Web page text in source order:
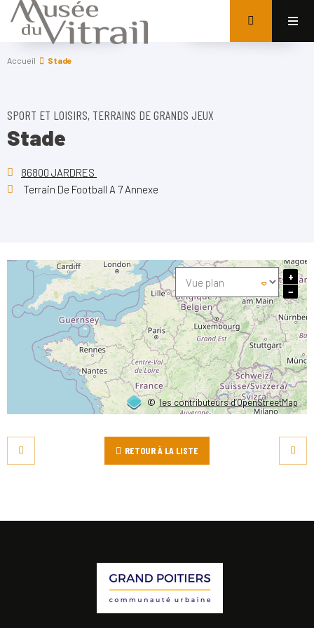
Accueil Stade
SPORT ET LOISIRS, TERRAINS DE GRANDS JEUX
Stade
86800 JARDRES
Terrain De Football A 7 Annexe
©les contributeurs d’OpenStreetMap
+
−
RETOUR À LA LISTE